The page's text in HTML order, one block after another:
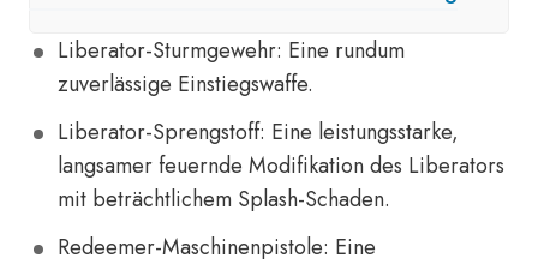
Liberator-Sturmgewehr: Eine rundum
zuverlässige Einstiegswaffe.
Liberator-Sprengstoff: Eine leistungsstarke,
langsamer feuernde Modifikation des Liberators
mit beträchtlichem Splash-Schaden.
Redeemer-Maschinenpistole: Eine